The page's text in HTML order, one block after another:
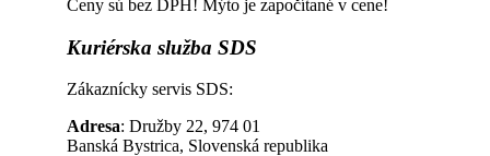
Ceny sú bez DPH! Mýto je započítané v cene!
Kuriérska služba SDS
Zákaznícky servis SDS:
Adresa: Družby 22, 974 01
Banská Bystrica, Slovenská republika